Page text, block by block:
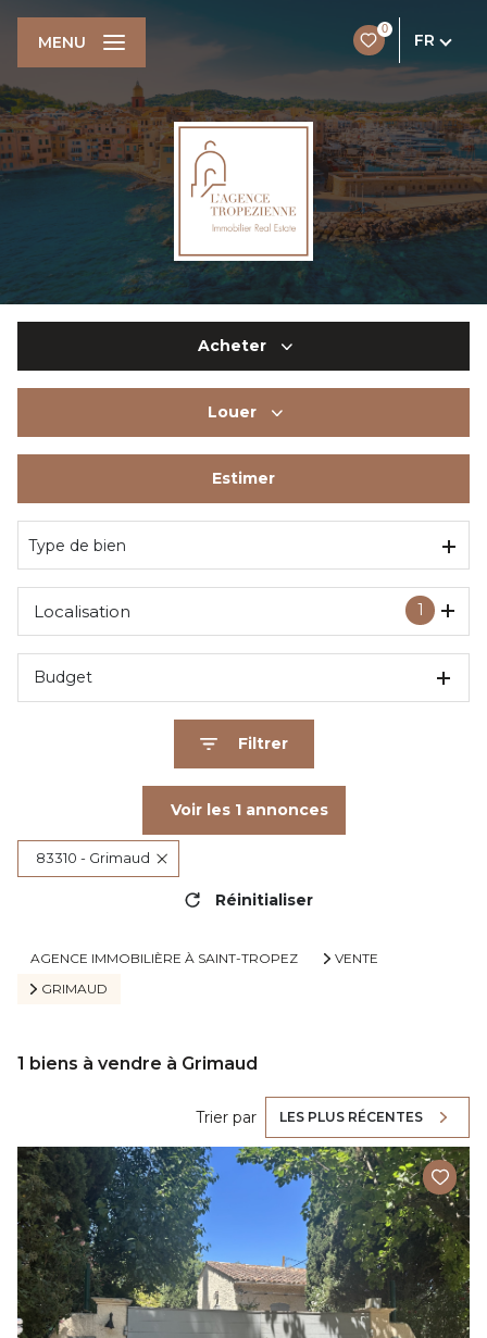
0
FR
MENU
Acheter
Du neuf
Louer
Estimer
Type de bien
1
Localisation
Budget
Filtrer
Voir les 1annonces
83310 - Grimaud
Réinitialiser
AGENCE IMMOBILIÈRE À SAINT-TROPEZ
VENTE
GRIMAUD
1 biens à vendre à Grimaud
Trier par LES PLUS RÉCENTES